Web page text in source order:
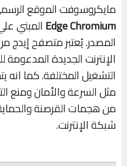
مايكروسوفت الموقع
Edge Chromiumالمبني
المصدر. يُعتبر متصفح
الإنترنت الجديدة
التشغيل المختلفة. كما انه
مثل السرعة والأمان ومنع
من هجمات القرصنة
شبكة الإنترنت.